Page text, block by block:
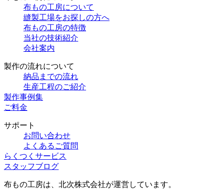
布もの工房について
縫製工場をお探しの方へ
布もの工房の特徴
当社の技術紹介
会社案内
製作の流れについて
納品までの流れ
生産工程のご紹介
製作事例集
ご料金
サポート
お問い合わせ
よくあるご質問
らくつくサービス
スタッフブログ
布もの工房は、北次株式会社が運営しています。